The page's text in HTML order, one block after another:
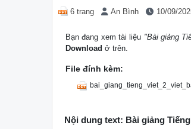
6 trang An Bình 10/09/
Bạn đang xem tài liệu "Bài giảng
Download ở trên.
File đính kèm:
Nội dung text: Bài giảng